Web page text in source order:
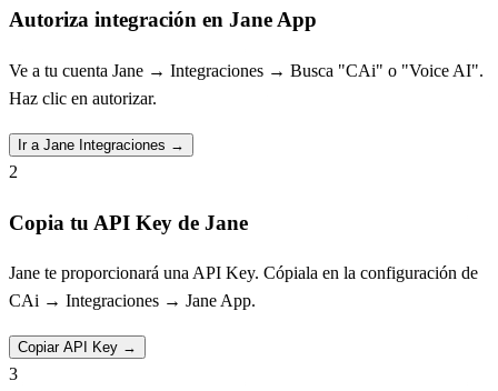
Autoriza integración en Jane App
Ve a tu cuenta Jane → Integraciones → Busca "CAi" o "Voice AI".
Haz clic en autorizar.
Ir a Jane Integraciones →
2
Copia tu API Key de Jane
Jane te proporcionará una API Key. Cópiala en la configuración de
CAi → Integraciones → Jane App.
Copiar API Key →
3